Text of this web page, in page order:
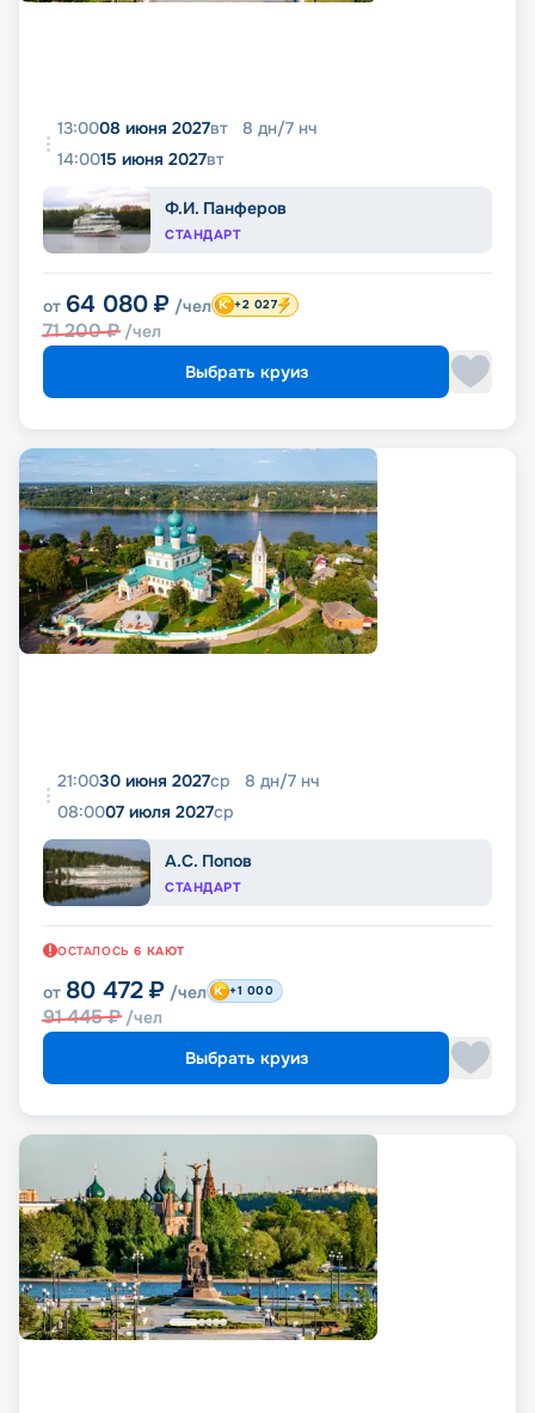
13:0008 июня 2027вт 8 дн/7 нч
14:0015 июня 2027вт
Ф.И. Панферов
СТАНДАРТ
от 64 080 ₽ /чел
71 200₽ /чел
+2 027
Выбрать круиз
21:0030 июня 2027ср 8 дн/7 нч
08:0007 июля 2027ср
А.С. Попов
СТАНДАРТ
ОСТАЛОСЬ 6 КАЮТ
от 80 472 ₽ /чел
91 445₽ /чел
+1 000
Выбрать круиз